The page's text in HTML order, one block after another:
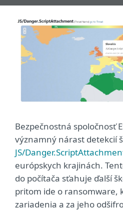
Bezpečnostná spoločnosť
významný nárast detekcií
JS/
európskych krajinách.
do počítača sťahuje ďalší
pritom ide o ransomware,
zariadenia a za jeho